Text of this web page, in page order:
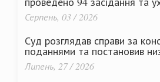
Серпень, 03 / 2026
Суд розглядав справи за
поданнями та постановив
Липень, 27 / 2026